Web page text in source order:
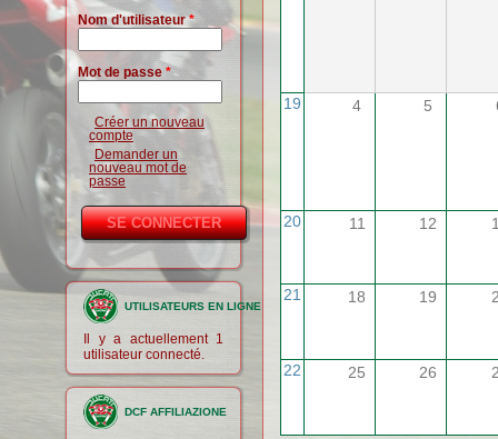
Nom d'utilisateur*
Mot de passe *
Créer un nouveau
compte
Demander un
nouveau mot de
passe
UTILISATEURS EN LIGNE
Il y a actuellement 1
utilisateur connecté.
DCF AFFILIAZIONE
19 4 5
20 11 12
21 18 19
22 25 26